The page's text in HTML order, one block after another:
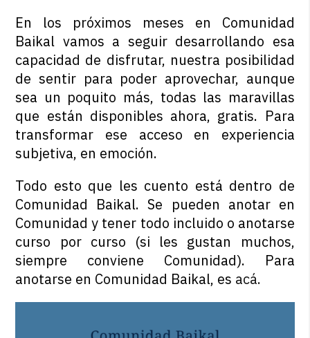
En los próximos meses en Comunidad
Baikal vamos a seguir desarrollando esa
capacidad de disfrutar, nuestra posibilidad
de sentir para poder aprovechar, aunque
sea un poquito más, todas las maravillas
que están disponibles ahora, gratis. Para
transformar ese acceso en experiencia
subjetiva, en emoción.
Todo esto que les cuento está dentro de
Comunidad Baikal. Se pueden anotar en
Comunidad y tener todo incluido o anotarse
curso por curso (si les gustan muchos,
siempre conviene Comunidad). Para
anotarse en Comunidad Baikal, es acá.